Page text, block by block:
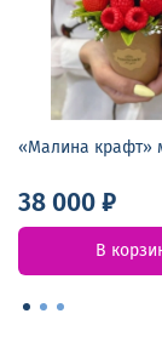
«Малина крафт»
38 000 ₽
В